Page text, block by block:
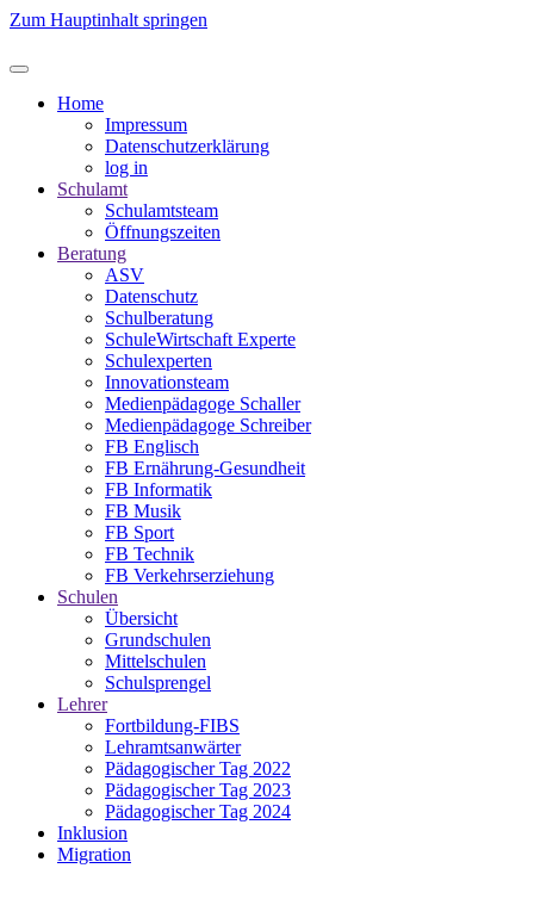
Zum Hauptinhalt springen
Home
Impressum
Datenschutzerklärung
log in
Schulamt
Schulamtsteam
Öffnungszeiten
Beratung
ASV
Datenschutz
Schulberatung
SchuleWirtschaft Experte
Schulexperten
Innovationsteam
Medienpädagoge Schaller
Medienpädagoge Schreiber
FB Englisch
FB Ernährung-Gesundheit
FB Informatik
FB Musik
FB Sport
FB Technik
FB Verkehrserziehung
Schulen
Übersicht
Grundschulen
Mittelschulen
Schulsprengel
Lehrer
Fortbildung-FIBS
Lehramtsanwärter
Pädagogischer Tag 2022
Pädagogischer Tag 2023
Pädagogischer Tag 2024
Inklusion
Migration